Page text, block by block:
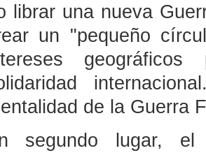
librar una nueva
un "pequeño
de la Guerra
segundo lugar,